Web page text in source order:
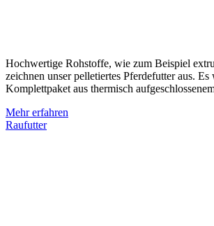
Hochwertige Rohstoffe, wie zum Beispiel
zeichnen unser pelletiertes Pferdefutter aus. Es
Komplettpaket aus thermisch
Mehr erfahren
Raufutter